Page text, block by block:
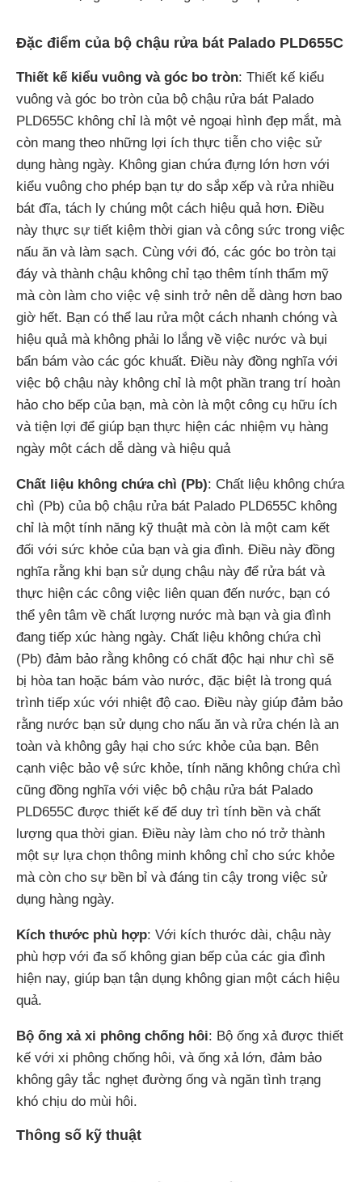
Đặc điểm của bộ chậu rửa bát Palado PLD655C
Thiết kế kiểu vuông và góc bo tròn: Thiết kế kiểu
vuông và góc bo tròn của bộ chậu rửa bát Palado
PLD655C không chỉ là một vẻ ngoại hình đẹp mắt, mà
còn mang theo những lợi ích thực tiễn cho việc sử
dụng hàng ngày. Không gian chứa đựng lớn hơn với
kiểu vuông cho phép bạn tự do sắp xếp và rửa nhiều
bát đĩa, tách ly chúng một cách hiệu quả hơn. Điều
này thực sự tiết kiệm thời gian và công sức trong việc
nấu ăn và làm sạch. Cùng với đó, các góc bo tròn tại
đáy và thành chậu không chỉ tạo thêm tính thẩm mỹ
mà còn làm cho việc vệ sinh trở nên dễ dàng hơn bao
giờ hết. Bạn có thể lau rửa một cách nhanh chóng và
hiệu quả mà không phải lo lắng về việc nước và bụi
bẩn bám vào các góc khuất. Điều này đồng nghĩa với
việc bộ chậu này không chỉ là một phần trang trí hoàn
hảo cho bếp của bạn, mà còn là một công cụ hữu ích
và tiện lợi để giúp bạn thực hiện các nhiệm vụ hàng
ngày một cách dễ dàng và hiệu quả
Chất liệu không chứa chì (Pb): Chất liệu không chứa
chì (Pb) của bộ chậu rửa bát Palado PLD655C không
chỉ là một tính năng kỹ thuật mà còn là một cam kết
đối với sức khỏe của bạn và gia đình. Điều này đồng
nghĩa rằng khi bạn sử dụng chậu này để rửa bát và
thực hiện các công việc liên quan đến nước, bạn có
thể yên tâm về chất lượng nước mà bạn và gia đình
đang tiếp xúc hàng ngày. Chất liệu không chứa chì
(Pb) đảm bảo rằng không có chất độc hại như chì sẽ
bị hòa tan hoặc bám vào nước, đặc biệt là trong quá
trình tiếp xúc với nhiệt độ cao. Điều này giúp đảm bảo
rằng nước bạn sử dụng cho nấu ăn và rửa chén là an
toàn và không gây hại cho sức khỏe của bạn. Bên
cạnh việc bảo vệ sức khỏe, tính năng không chứa chì
cũng đồng nghĩa với việc bộ chậu rửa bát Palado
PLD655C được thiết kế để duy trì tính bền và chất
lượng qua thời gian. Điều này làm cho nó trở thành
một sự lựa chọn thông minh không chỉ cho sức khỏe
mà còn cho sự bền bỉ và đáng tin cậy trong việc sử
dụng hàng ngày.
Kích thước phù hợp: Với kích thước dài, chậu này
phù hợp với đa số không gian bếp của các gia đình
hiện nay, giúp bạn tận dụng không gian một cách hiệu
quả.
Bộ ống xả xi phông chống hôi: Bộ ống xả được thiết
kế với xi phông chống hôi, và ống xả lớn, đảm bảo
không gây tắc nghẹt đường ống và ngăn tình trạng
khó chịu do mùi hôi.
Thông số kỹ thuật